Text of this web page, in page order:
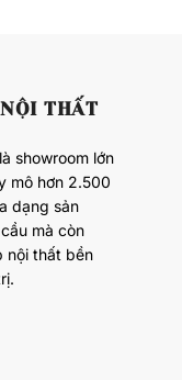
THẤT
showroom lớn
mô hơn 2.500
dạng sản
mà còn
nội thất bền